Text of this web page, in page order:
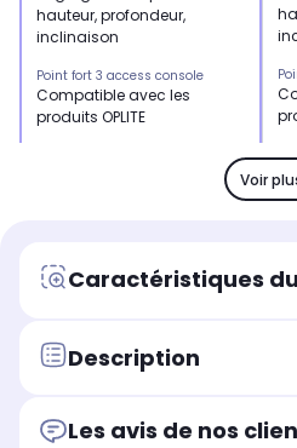
hauteur, profondeur,
inclinaison
Point fort 3 access console
Compatible avec les
produits OPLITE
Voir
Caractéristiques
Description
Les avis de nos